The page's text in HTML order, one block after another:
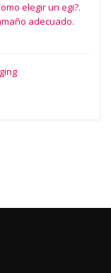
elegir un egi?.
adecuado.